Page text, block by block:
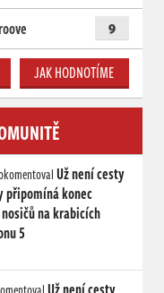
9
JAK HODNOTÍME
Už není cesty
připomíná konec
na krabicích
5